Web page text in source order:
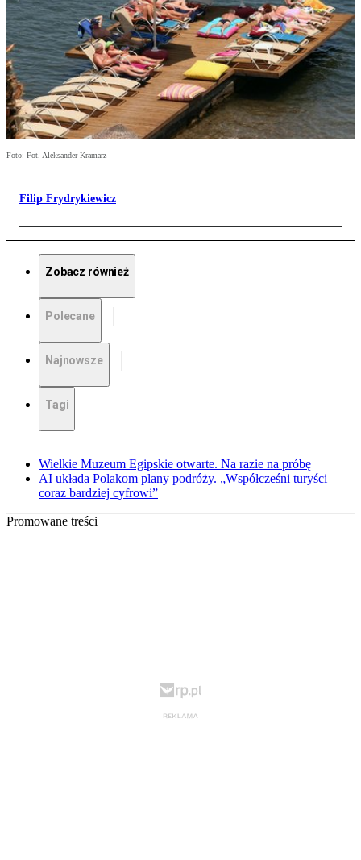
Foto: Fot. Aleksander Kramarz
Filip Frydrykiewicz
Zobacz również
Polecane
Najnowsze
Tagi
Wielkie Muzeum Egipskie otwarte. Na razie na próbę
AI układa Polakom plany podróży. „Współcześni turyści
coraz bardziej cyfrowi”
Promowane treści